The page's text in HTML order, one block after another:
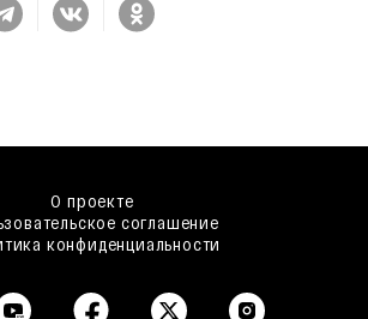
О проекте
соглашение
конфиденциальности